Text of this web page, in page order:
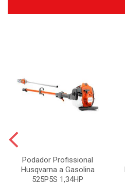
Podador Profissional
Husqvarna a Gasolina
525P5S 1,34HP